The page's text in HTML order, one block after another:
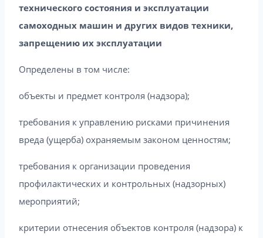
технического состояния и эксплуатации
самоходных машин и других видов техники,
запрещению их эксплуатации
Определены в том числе:
объекты и предмет контроля (надзора);
требования к управлению рисками причинения
вреда (ущерба) охраняемым законом ценностям;
требования к организации проведения
профилактических и контрольных (надзорных)
мероприятий;
критерии отнесения объектов контроля (надзора) к